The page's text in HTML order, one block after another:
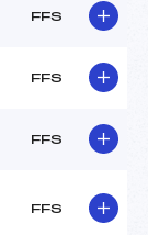
FFS
FFS
FFS
FFS